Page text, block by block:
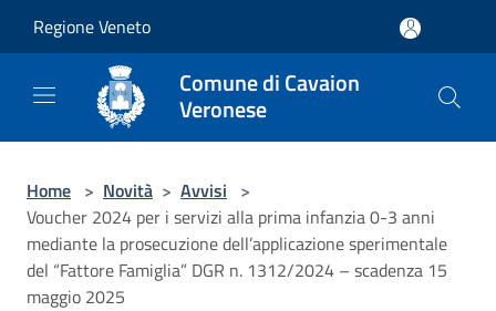
Regione Veneto
Comune di Cavaion
Veronese
Home > Novità > Avvisi >
Voucher 2024 per i servizi alla prima infanzia 0-3 anni
mediante la prosecuzione dell’applicazione sperimentale
del “Fattore Famiglia” DGR n. 1312/2024 – scadenza 15
maggio 2025